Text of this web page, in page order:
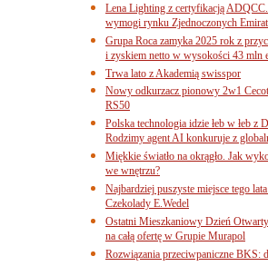
Lena Lighting z certyfikacją
wymogi rynku Zjednoczonych
Grupa Roca zamyka 2025 rok z
i zyskiem netto w wysokości 43 mln
Trwa lato z Akademią swisspor
Nowy odkurzacz pionowy 2w1
RS50
Polska technologia idzie łeb w łeb z
Rodzimy agent AI konkuruje z
Miękkie światło na okrągło. Jak
we wnętrzu?
Najbardziej puszyste miejsce tego
Czekolady E.Wedel
Ostatni Mieszkaniowy Dzień
na całą ofertę w Grupie Murapol
Rozwiązania przeciwpaniczne BKS: